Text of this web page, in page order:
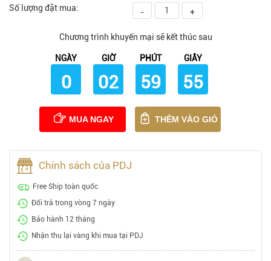
Số lượng đặt mua: - +
Chương trình khuyến mại sẽ kết thúc sau
NGÀY
0
GIỜ
02
PHÚT
59
GIÂY
54
MUA NGAY THÊM VÀO GIỎ
Chính sách của PDJ
Free Ship toàn quốc
Đổi trả trong vòng 7 ngày
Bảo hành 12 tháng
Nhận thu lại vàng khi mua tại PDJ